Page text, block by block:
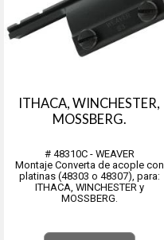
ITHACA, WINCHESTER,
MOSSBERG.
# 48310C - WEAVER
Montaje Converta de acople con
platinas (48303 o 48307), para:
ITHACA, WINCHESTER y
MOSSBERG.